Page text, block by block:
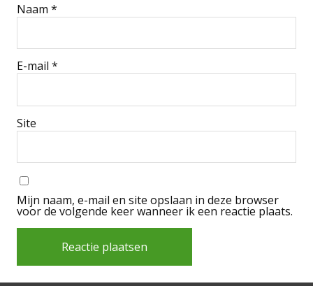
Naam *
E-mail *
Site
Mijn naam, e-mail en site opslaan in deze browser
voor de volgende keer wanneer ik een reactie plaats.